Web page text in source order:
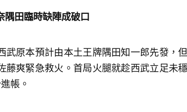
田臨時缺陣成破口
武原本預計由本土王牌隅田知一郎先發，
藤爽緊急救火。首局火腿就趁西武立足未
帳。